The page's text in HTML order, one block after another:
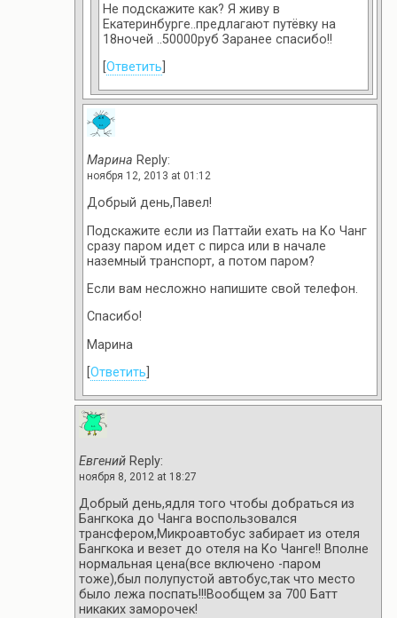
Не подскажите как? Я живу в
Екатеринбурге..предлагают путёвку на
18ночей ..50000руб Заранее спасибо!!
Ответить
Марина Reply:
ноября 12, 2013 at 01:12
Добрый день,Павел!
Подскажите если из Паттайи ехать на Ко Чанг
сразу паром идет с пирса или в начале
наземный транспорт, а потом паром?
Если вам несложно напишите свой телефон.
Спасибо!
Марина
Ответить
Евгений Reply:
ноября 8, 2012 at 18:27
Добрый день,ядля того чтобы добраться из
Бангкока до Чанга воспользовался
трансфером,Микроавтобус забирает из отеля
Бангкока и везет до отеля на Ко Чанге!! Вполне
нормальная цена(все включено -паром
тоже),был полупустой автобус,так что место
было лежа поспать!!!Вообщем за 700 Батт
никаких заморочек!